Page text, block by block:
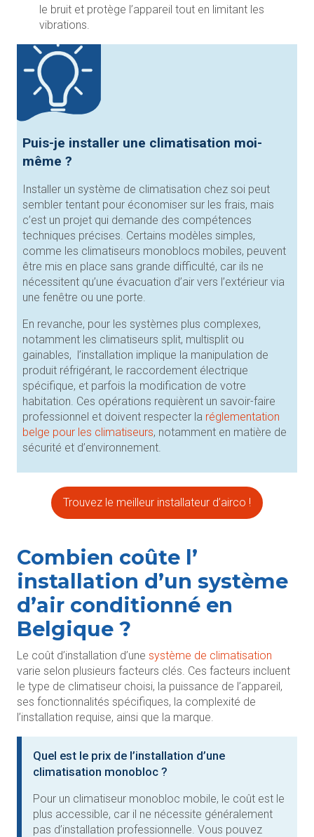
le bruit et protège l’appareil tout en limitant les
vibrations.
Puis-je installer une climatisation moi-
même ?
Installer un système de climatisation chez soi peut
sembler tentant pour économiser sur les frais, mais
c’est un projet qui demande des compétences
techniques précises. Certains modèles simples,
comme les climatiseurs monoblocs mobiles, peuvent
être mis en place sans grande difficulté, car ils ne
nécessitent qu’une évacuation d’air vers l’extérieur via
une fenêtre ou une porte.
En revanche, pour les systèmes plus complexes,
notamment les climatiseurs split, multisplit ou
gainables, l’installation implique la manipulation de
produit réfrigérant, le raccordement électrique
spécifique, et parfois la modification de votre
habitation. Ces opérations requièrent un savoir-faire
professionnel et doivent respecter la réglementation
belge pour les climatiseurs, notamment en matière de
sécurité et d’environnement.
Trouvez le meilleur installateur d’airco !
Combien coûte l’
installation d’un système
d’air conditionné en
Belgique ?
Le coût d’installation d’une système de climatisation
varie selon plusieurs facteurs clés. Ces facteurs incluent
le type de climatiseur choisi, la puissance de l’appareil,
ses fonctionnalités spécifiques, la complexité de
l’installation requise, ainsi que la marque.
Quel est le prix de l’installation d’une
climatisation monobloc ?
Pour un climatiseur monobloc mobile, le coût est le
plus accessible, car il ne nécessite généralement
pas d’installation professionnelle. Vous pouvez